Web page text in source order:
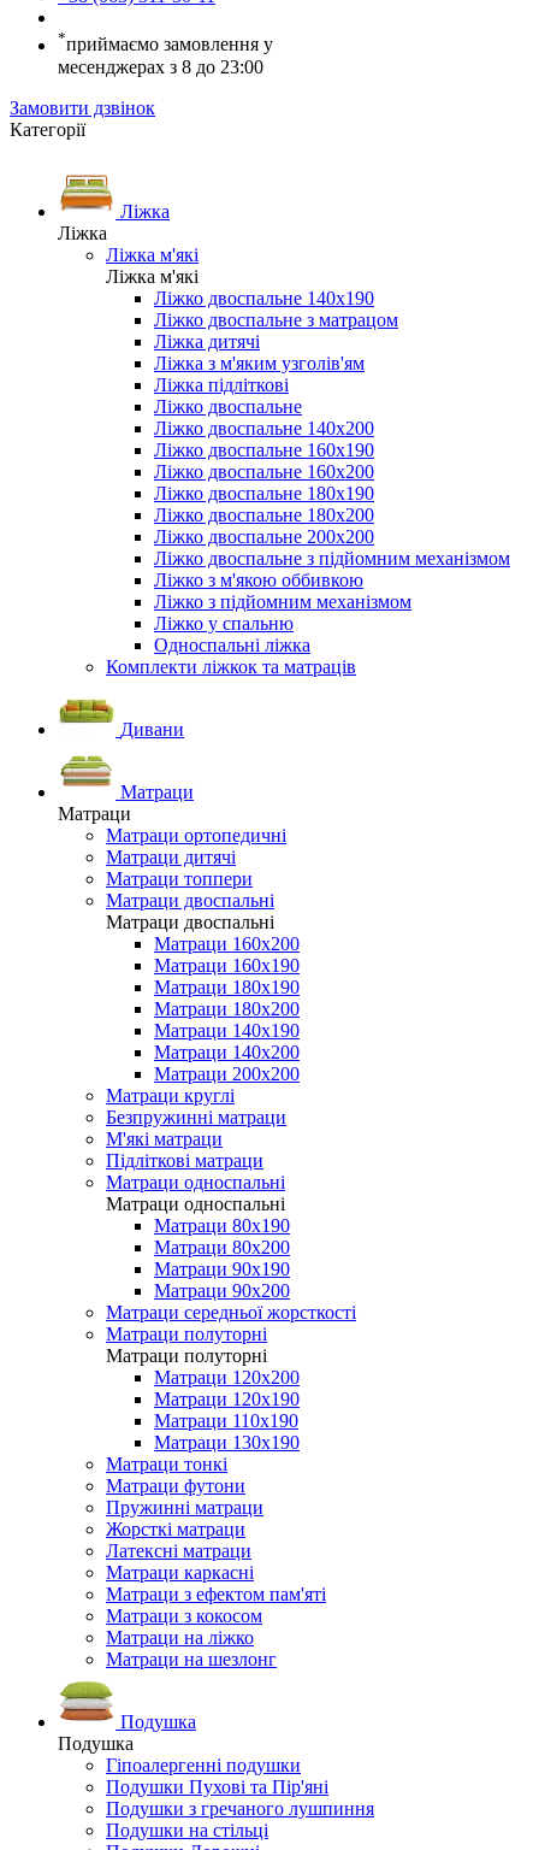
*приймаємо замовлення у
месенджерах з 8 до 23:00
Замовити дзвінок
Категорії
Ліжка
Ліжка
Ліжка м'які
Ліжка м'які
Ліжко двоспальне 140х190
Ліжко двоспальне з матрацом
Ліжка дитячі
Ліжка з м'яким узголів'ям
Ліжка підліткові
Ліжко двоспальне
Ліжко двоспальне 140х200
Ліжко двоспальне 160х190
Ліжко двоспальне 160х200
Ліжко двоспальне 180х190
Ліжко двоспальне 180х200
Ліжко двоспальне 200х200
Ліжко двоспальне з підйомним механізмом
Ліжко з м'якою оббивкою
Ліжко з підйомним механізмом
Ліжко у спальню
Односпальні ліжка
Комплекти ліжкок та матраців
Дивани
Матраци
Матраци
Матраци ортопедичні
Матраци дитячі
Матраци топпери
Матраци двоспальні
Матраци двоспальні
Матраци 160х200
Матраци 160х190
Матраци 180х190
Матраци 180х200
Матраци 140х190
Матраци 140х200
Матраци 200х200
Матраци круглі
Безпружинні матраци
М'які матраци
Підліткові матраци
Матраци односпальні
Матраци односпальні
Матраци 80х190
Матраци 80х200
Матраци 90х190
Матраци 90х200
Матраци середньої жорсткості
Матраци полуторні
Матраци полуторні
Матраци 120х200
Матраци 120х190
Матраци 110х190
Матраци 130х190
Матраци тонкі
Матраци футони
Пружинні матраци
Жорсткі матраци
Латексні матраци
Матраци каркасні
Матраци з ефектом пам'яті
Матраци з кокосом
Матраци на ліжко
Матраци на шезлонг
Подушка
Подушка
Гіпоалергенні подушки
Подушки Пухові та Пір'яні
Подушки з гречаного лушпиння
Подушки на стільці